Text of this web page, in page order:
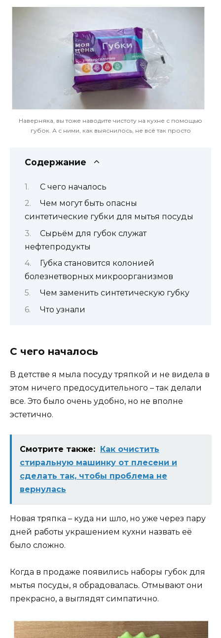
Наверняка, вы тоже наводите чистоту на кухне с помощью
губок. А с ними, как выяснилось, не всё так просто
Содержание
С чего началось
Чем могут быть опасны
синтетические губки для мытья посуды
Сырьём для губок служат
нефтепродукты
Губка становится колонией
болезнетворных микроорганизмов
Чем заменить синтетическую губку
Что узнали
С чего началось
В детстве я мыла посуду тряпкой и не видела в
этом ничего предосудительного – так делали
все. Это было очень удобно, но не вполне
эстетично.
Смотрите также: Как очистить
стиральную машинку от плесени и
сделать так, чтобы проблема не
вернулась
Новая тряпка – куда ни шло, но уже через пару
дней работы украшением кухни назвать её
было сложно.
Когда в продаже появились наборы губок для
мытья посуды, я обрадовалась. Отмывают они
прекрасно, а выглядят симпатично.